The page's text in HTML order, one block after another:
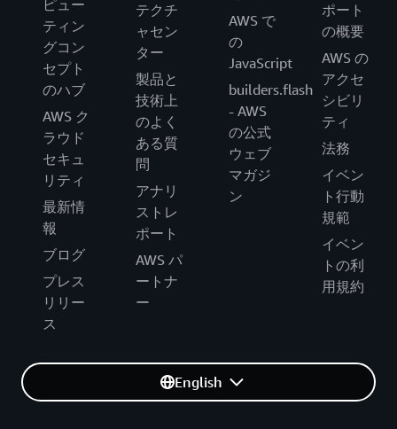
ピュー
ティン
グコン
セプト
のハブ
AWS ク
ラウド
セキュ
リティ
最新情
報
ブログ
プレス
リリー
ス
テクチ
ャセン
ター
製品と
技術上
のよく
ある質
問
アナリ
ストレ
ポート
AWS パ
ートナ
ー
AWS で
の
JavaScript
builders.flash
- AWS
の公式
ウェブ
マガジ
ン
ポート
の概要
AWS の
アクセ
シビリ
ティ
法務
イベン
ト行動
規範
イベン
トの利
用規約
English